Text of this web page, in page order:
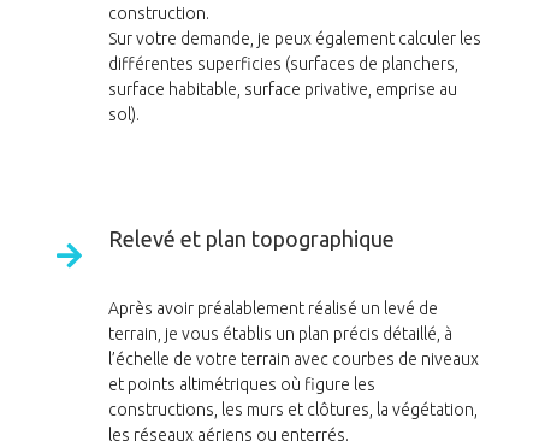
construction.
Sur votre demande, je peux également calculer les
différentes superficies (surfaces de planchers,
surface habitable, surface privative, emprise au
sol).
Relevé et plan topographique
Après avoir préalablement réalisé un levé de
terrain, je vous établis un plan précis détaillé, à
l’échelle de votre terrain avec courbes de niveaux
et points altimétriques où figure les
constructions, les murs et clôtures, la végétation,
les réseaux aériens ou enterrés.